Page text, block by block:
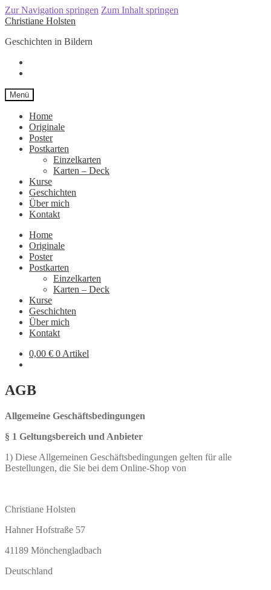
Zur Navigation springen Zum Inhalt springen
Christiane Holsten
Geschichten in Bildern
Menü
Home
Originale
Poster
Postkarten
Einzelkarten
Karten – Deck
Kurse
Geschichten
Über mich
Kontakt
Home
Originale
Poster
Postkarten
Einzelkarten
Karten – Deck
Kurse
Geschichten
Über mich
Kontakt
0,00 € 0 Artikel
AGB
Allgemeine Geschäftsbedingungen
§ 1 Geltungsbereich und Anbieter
1) Diese Allgemeinen Geschäftsbedingungen gelten für alle
Bestellungen, die Sie bei dem Online-Shop von
Christiane Holsten
Hahner Hofstraße 57
41189 Mönchengladbach
Deutschland